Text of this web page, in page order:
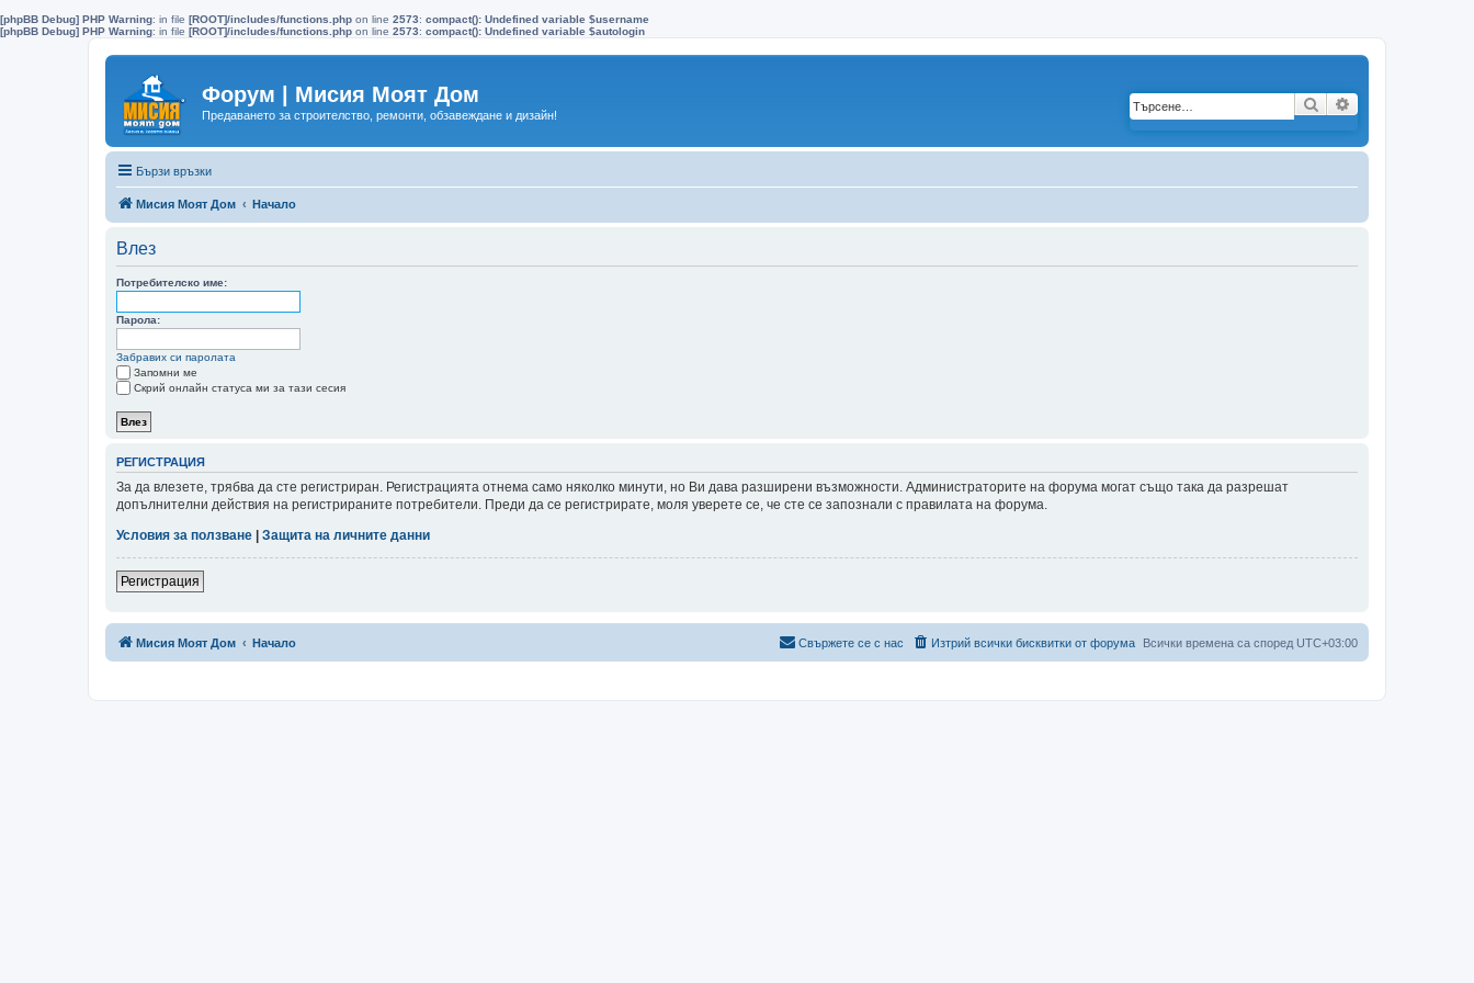
[phpBB Debug] PHP Warning: in file [ROOT]/includes/functions.php on line 2573: compact(): Undefined variable $username
[phpBB Debug] PHP Warning: in file [ROOT]/includes/functions.php on line 2573: compact(): Undefined variable $autologin
Форум | Мисия Моят Дом
Предаването за строителство, ремонти, обзавеждане и дизайн! Търсене
Бързи връзки
Мисия Моят Дом Начало
Влез
Потребителско име:
Парола:
Забравих си паролата
Запомни ме
Скрий онлайн статуса ми за тази сесия
РЕГИСТРАЦИЯ
За да влезете, трябва да сте регистриран. Регистрацията отнема само няколко минути, но Ви дава разширени възможности. Администраторите на форума могат също така да разрешат
допълнителни действия на регистрираните потребители. Преди да се регистрирате, моля уверете се, че сте се запознали с правилата на форума.
Условия за ползване
Защита на личните данни
Регистрация
Мисия Моят Дом Начало Всички времена са според UTC+03:00
Изтрий всички бисквитки от форума
Свържете се с нас